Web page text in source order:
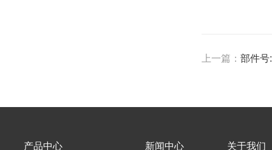
上一篇：部件号
产品中心 新闻中心 关于我们